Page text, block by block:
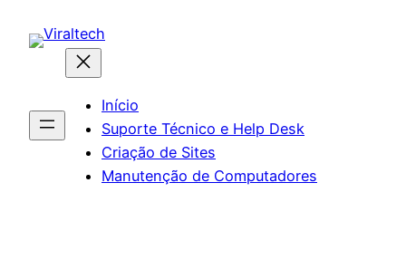
para
Início
Suporte Técnico e Help Desk
Criação de Sites
Manutenção de Computadores